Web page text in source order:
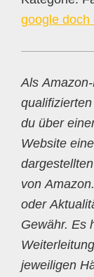
google doch
Als
du über
Website
von
oder
Gewähr. Es
jeweiligen